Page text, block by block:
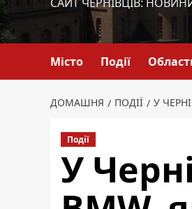
Місто Події
ДОМАШНЯ ПОДІЇ У
Події
У